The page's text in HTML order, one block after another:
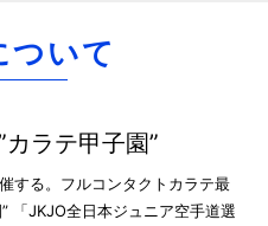
いて
ラテ甲子園”
する。フルコンタクトカラテ最
「JKJO全日本ジュニア空手道選